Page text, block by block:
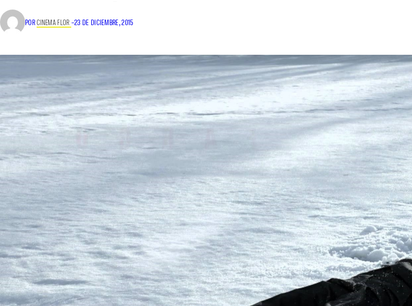
PORCINEMA FLOR –23 DE DICIEMBRE, 2015